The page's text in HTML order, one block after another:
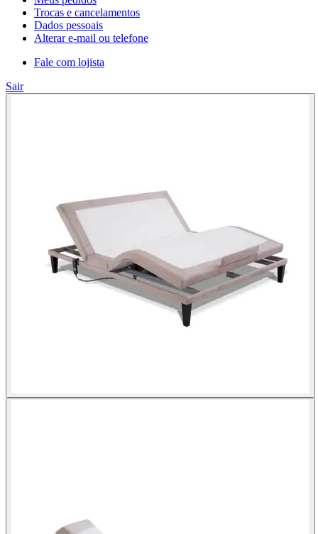
Trocas e cancelamentos
Dados pessoais
Alterar e-mail ou telefone
Fale com lojista
Sair